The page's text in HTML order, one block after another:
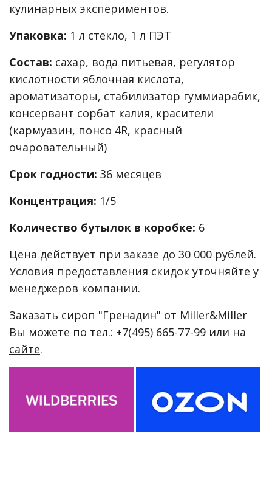
кулинарных экспериментов.
Упаковка: 1 л стекло, 1 л ПЭТ
Состав: сахар, вода питьевая, регулятор
кислотности яблочная кислота,
ароматизаторы, стабилизатор гуммиарабик,
консервант сорбат калия, красители
(кармуазин, понсо 4R, красный
очаровательный)
Срок годности: 36 месяцев
Концентрация: 1/5
Количество бутылок в коробке: 6
Цена действует при заказе до 30 000 рублей.
Условия предоставления скидок уточняйте у
менеджеров компании.
Заказать сироп "Гренадин" от Miller&Miller
Вы можете по тел.: +7(495) 665-77-99 или на
сайте.